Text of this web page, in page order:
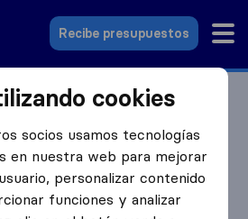
Recibe presupuestos
Mataró Mudanzas Cano
basado en
y Google
cookies
socios usamos tecnologías
en nuestra web para mejorar
personalizar contenido
funciones y analizar